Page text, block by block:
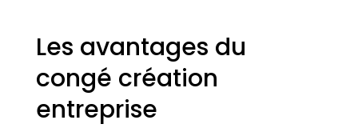
Les avantages du
congé création
entreprise